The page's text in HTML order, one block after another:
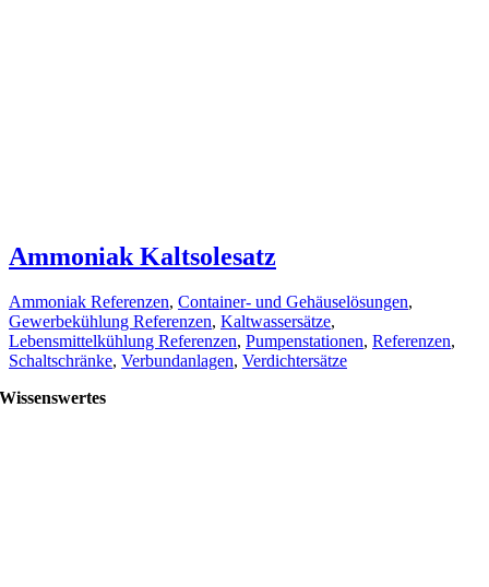
Ammoniak Kaltsolesatz
Ammoniak Referenzen, Container- und Gehäuselösungen,
Gewerbekühlung Referenzen, Kaltwassersätze,
Lebensmittelkühlung Referenzen, Pumpenstationen, Referenzen,
Schaltschränke, Verbundanlagen, Verdichtersätze
Wissenswertes